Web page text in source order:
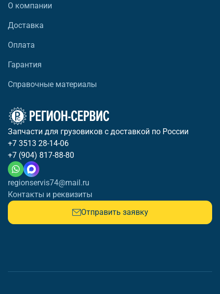
О компании
Доставка
Оплата
Гарантия
Справочные материалы
Запчасти для грузовиков с доставкой по России
+7 3513 28-14-06
+7 (904) 817-88-80
regionservis74@mail.ru
Контакты и реквизиты
Отправить заявку